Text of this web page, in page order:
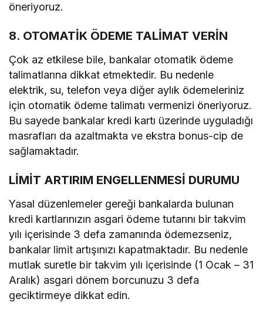
öneriyoruz.
8. OTOMATİK ÖDEME TALİMAT VERİN
Çok az etkilese bile, bankalar otomatik ödeme
talimatlarına dikkat etmektedir. Bu nedenle
elektrik, su, telefon veya diğer aylık ödemeleriniz
için otomatik ödeme talimatı vermenizi öneriyoruz.
Bu sayede bankalar kredi kartı üzerinde uyguladığı
masrafları da azaltmakta ve ekstra bonus-cip de
sağlamaktadır.
LİMİT ARTIRIM ENGELLENMESİ DURUMU
Yasal düzenlemeler gereği bankalarda bulunan
kredi kartlarınızın asgari ödeme tutarını bir takvim
yılı içerisinde 3 defa zamanında ödemezseniz,
bankalar limit artışınızı kapatmaktadır. Bu nedenle
mutlak suretle bir takvim yılı içerisinde (1 Ocak – 31
Aralık) asgari dönem borcunuzu 3 defa
geciktirmeye dikkat edin.